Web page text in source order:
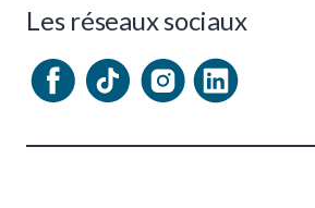
Les réseaux sociaux